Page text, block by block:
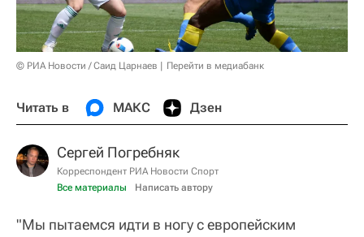
© РИА Новости / Саид Царнаев Перейти в медиабанк
Читать в МАКС Дзен
Сергей Погребняк
Корреспондент РИА Новости Спорт
Все материалы
Написать автору
"Мы пытаемся идти в ногу с европейским